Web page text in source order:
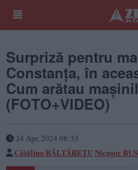
Surpriză pentru
Constanța, în
Cum arătau
(FOTO+VIDEO)
24 Apr, 2024 08:33
Cătălina BĂLTĂREȚUNicușor